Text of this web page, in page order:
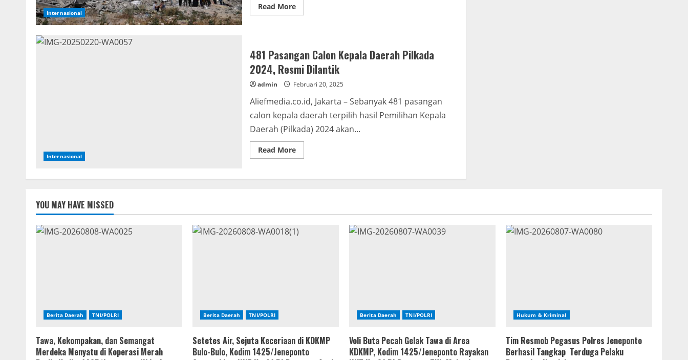
Internasional
Read MoreRead
more
Rakyat
dan
Pejuang
Siap
Pencaplokan
Internasional
481 Pasangan Calon Kepala Daerah Pilkada
2024, Resmi Dilantik
admin Februari 20, 2025
Aliefmedia.co.id, Jakarta – Sebanyak 481 pasangan
calon kepala daerah terpilih hasil Pemilihan Kepala
Daerah (Pilkada) 2024 akan...
Read MoreRead
more
Pasangan
2024,
Dilantik
YOU MAY HAVE MISSED
Berita Daerah TNI/POLRI
Tawa, Kekompakan, dan Semangat
Merdeka Menyatu di Koperasi Merah
Berita Daerah TNI/POLRI
Setetes Air, Sejuta Keceriaan di KDKMP
Bulo-Bulo, Kodim 1425/Jeneponto
Berita Daerah TNI/POLRI
Voli Buta Pecah Gelak Tawa di Area
KDKMP, Kodim 1425/Jeneponto Rayakan
Hukum & Kriminal
Tim Resmob Pegasus Polres Jeneponto
Berhasil Tangkap Terduga Pelaku